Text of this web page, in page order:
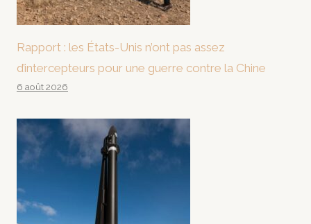
Rapport : les États-Unis n’ont pas assez
d’intercepteurs pour une guerre contre la Chine
6 août 2026